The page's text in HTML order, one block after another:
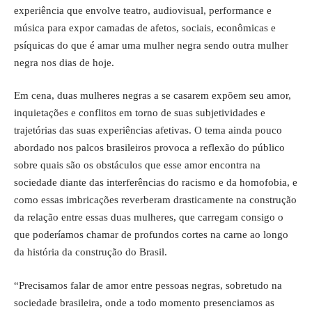
experiência que envolve teatro, audiovisual, performance e
música para expor camadas de afetos, sociais, econômicas e
psíquicas do que é amar uma mulher negra sendo outra mulher
negra nos dias de hoje.
Em cena, duas mulheres negras a se casarem expõem seu amor,
inquietações e conflitos em torno de suas subjetividades e
trajetórias das suas experiências afetivas. O tema ainda pouco
abordado nos palcos brasileiros provoca a reflexão do público
sobre quais são os obstáculos que esse amor encontra na
sociedade diante das interferências do racismo e da homofobia, e
como essas imbricações reverberam drasticamente na construção
da relação entre essas duas mulheres, que carregam consigo o
que poderíamos chamar de profundos cortes na carne ao longo
da história da construção do Brasil.
“Precisamos falar de amor entre pessoas negras, sobretudo na
sociedade brasileira, onde a todo momento presenciamos as